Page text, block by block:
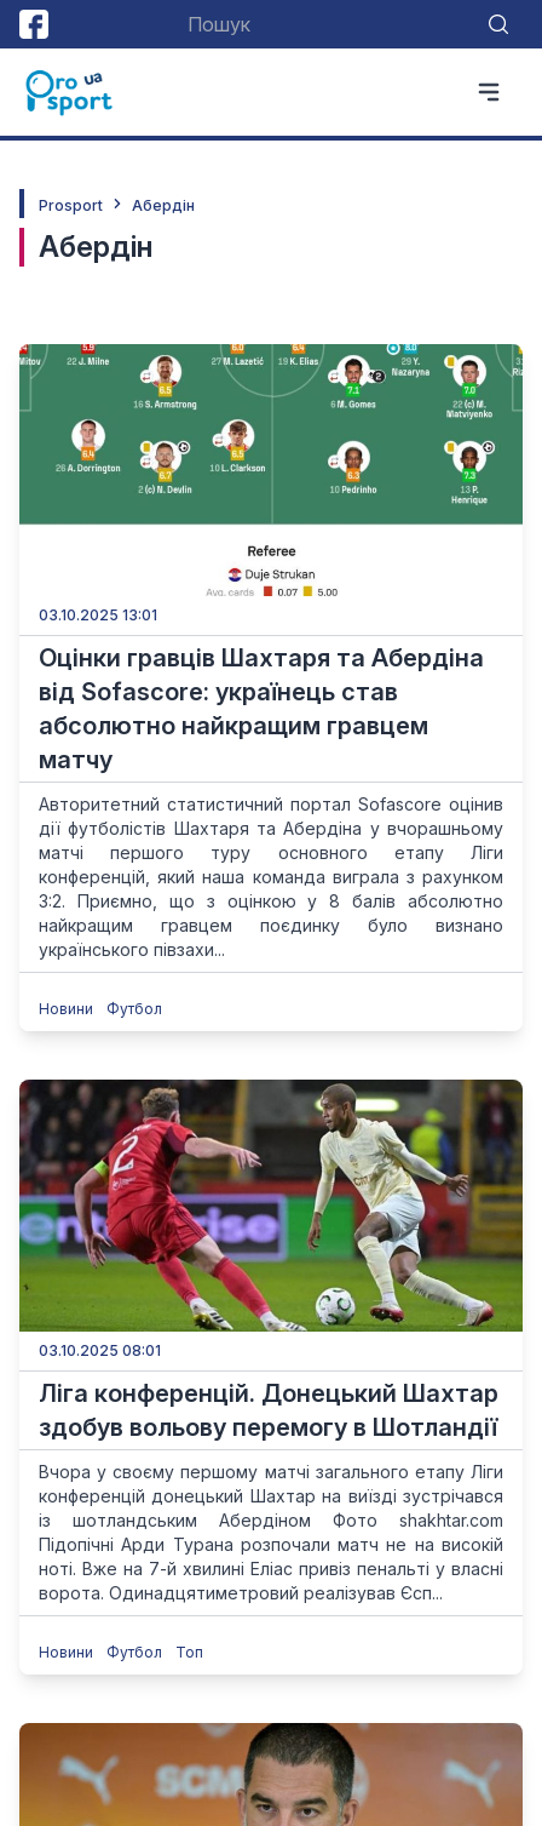
Prosport Абердін
Абердін
03.10.2025 13:01
Оцінки гравців Шахтаря та Абердіна
від Sofascore: українець став
абсолютно найкращим гравцем
матчу
Авторитетний статистичний портал Sofascore оцінив
дії футболістів Шахтаря та Абердіна у вчорашньому
матчі першого туру основного етапу Ліги
конференцій, який наша команда виграла з рахунком
3:2. Приємно, що з оцінкою у 8 балів абсолютно
найкращим гравцем поєдинку було визнано
українського півзахи...
Новини Футбол
03.10.2025 08:01
Ліга конференцій. Донецький Шахтар
здобув вольову перемогу в Шотландії
Вчора у своєму першому матчі загального етапу Ліги
конференцій донецький Шахтар на виїзді зустрічався
із шотландським Абердіном Фото shakhtar.com
Підопічні Арди Турана розпочали матч не на високій
ноті. Вже на 7-й хвилині Еліас привіз пенальті у власні
ворота. Одинадцятиметровий реалізував Єсп...
Новини Футбол Топ